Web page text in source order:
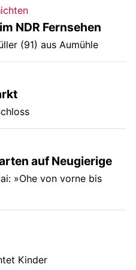
NDR Fernsehen
(91) aus Aumühle
auf Neugierige
»Ohe von vorne bis
Kinder